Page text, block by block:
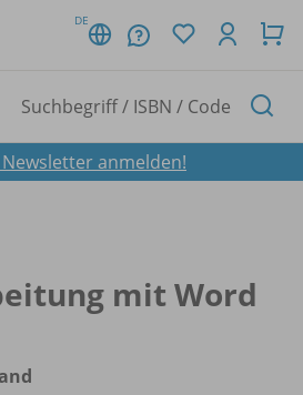
DE
Newsletter anmelden!
mit Word